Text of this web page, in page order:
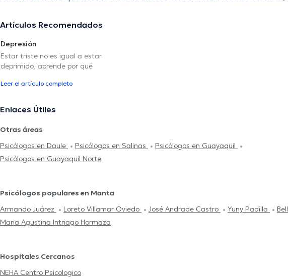
Artículos Recomendados
Depresión
Estar triste no es igual a estar
deprimido, aprende por qué
Leer el artículo completo
Enlaces Útiles
Otras áreas
Psicólogos en Daule
Psicólogos en Salinas
Psicólogos en Guayaquil
Psicólogos en Guayaquil Norte
Psicólogos populares en Manta
Armando Juárez
Loreto Villamar Oviedo José Andrade Castro Yuny Padilla
Maria Agustina Intriago Hormaza
Hospitales Cercanos
NEHA Centro Psicologico